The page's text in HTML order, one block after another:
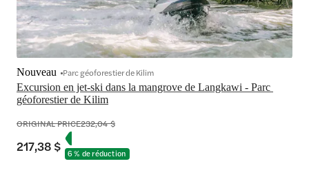
Excursion en jet-ski dans la mangrove de Langkawi - Parc
géoforestier de Kilim
Nouveau Parc géoforestier de Kilim
ORIGINAL PRICE232,04 $
217,38 $ 6 % de réduction